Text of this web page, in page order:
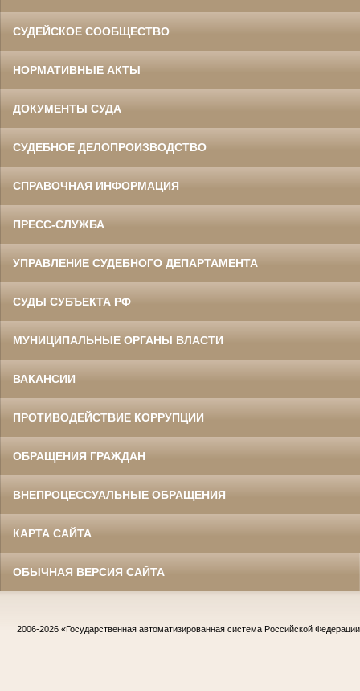
СУДЕЙСКОЕ СООБЩЕСТВО
НОРМАТИВНЫЕ АКТЫ
ДОКУМЕНТЫ СУДА
СУДЕБНОЕ ДЕЛОПРОИЗВОДСТВО
СПРАВОЧНАЯ ИНФОРМАЦИЯ
ПРЕСС-СЛУЖБА
УПРАВЛЕНИЕ СУДЕБНОГО ДЕПАРТАМЕНТА
СУДЫ СУБЪЕКТА РФ
МУНИЦИПАЛЬНЫЕ ОРГАНЫ ВЛАСТИ
ВАКАНСИИ
ПРОТИВОДЕЙСТВИЕ КОРРУПЦИИ
ОБРАЩЕНИЯ ГРАЖДАН
ВНЕПРОЦЕССУАЛЬНЫЕ ОБРАЩЕНИЯ
КАРТА САЙТА
ОБЫЧНАЯ ВЕРСИЯ САЙТА
2006-2026 «Государственная автоматизированная система Российской